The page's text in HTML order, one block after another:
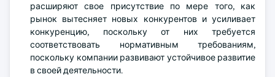
расширяют свое присутствие по мере того, как
рынок вытесняет новых конкурентов и усиливает
конкуренцию, поскольку от них требуется
соответствовать нормативным требованиям,
поскольку компании развивают устойчивое развитие
в своей деятельности.